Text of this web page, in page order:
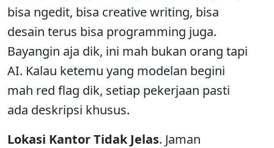
bisa ngedit, bisa creative writing, bisa
desain terus bisa programming juga.
Bayangin aja dik, ini mah bukan orang tapi
AI. Kalau ketemu yang modelan begini
mah red flag dik, setiap pekerjaan pasti
ada deskripsi khusus.
Lokasi Kantor Tidak Jelas. Jaman